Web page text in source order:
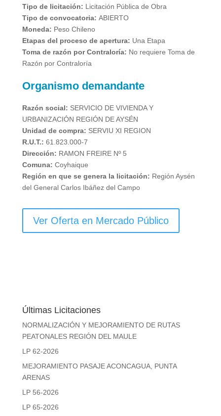
Tipo de licitación: Licitación Pública de Obra
Tipo de convocatoria: ABIERTO
Moneda: Peso Chileno
Etapas del proceso de apertura: Una Etapa
Toma de razón por Contraloría: No requiere Toma de
Razón por Contraloría
Organismo demandante
Razón social: SERVICIO DE VIVIENDA Y
URBANIZACIÓN REGIÓN DE AYSÉN
Unidad de compra: SERVIU XI REGION
R.U.T.: 61.823.000-7
Dirección: RAMON FREIRE Nº 5
Comuna: Coyhaique
Región en que se genera la licitación: Región Aysén
del General Carlos Ibáñez del Campo
Ver Oferta en Mercado Público
Últimas Licitaciones
NORMALIZACIÓN Y MEJORAMIENTO DE RUTAS
PEATONALES REGIÓN DEL MAULE
LP 62-2026
MEJORAMIENTO PASAJE ACONCAGUA, PUNTA
ARENAS
LP 56-2026
LP 65-2026